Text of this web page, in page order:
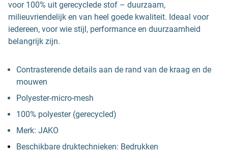
voor 100% uit gerecyclede stof – duurzaam,
milieuvriendelijk en van heel goede kwaliteit. Ideaal voor
iedereen, voor wie stijl, performance en duurzaamheid
belangrijk zijn.
Contrasterende details aan de rand van de kraag en de
mouwen
Polyester-micro-mesh
100% polyester (gerecycled)
Merk: JAKO
Beschikbare druktechnieken: Bedrukken